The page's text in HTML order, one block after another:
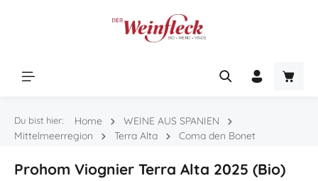
Du bist hier: Home
WEINE AUS SPANIEN
Mittelmeerregion
Terra Alta Coma den Bonet
Prohom Viognier Terra Alta 2025 (Bio)